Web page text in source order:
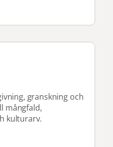
granskning och
mångfald,
kulturarv.